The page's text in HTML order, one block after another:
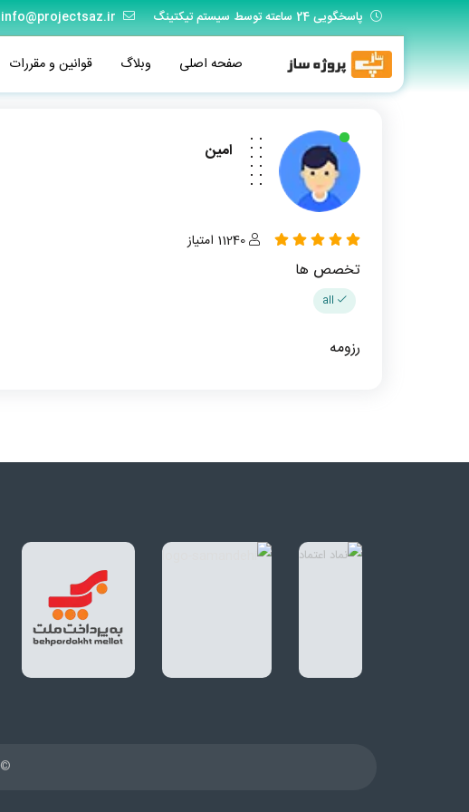
پاسخگویی 24 ساعته توسط سیستم تیکتینگ info@projectsaz.ir
صفحه اصلی وبلاگ قوانین و مقررات
امین
11240 امتیاز
تخصص ها
all
رزومه
©2025 کلیه حقوق این سایت برای پروژه ساز محفوظ می باشد.